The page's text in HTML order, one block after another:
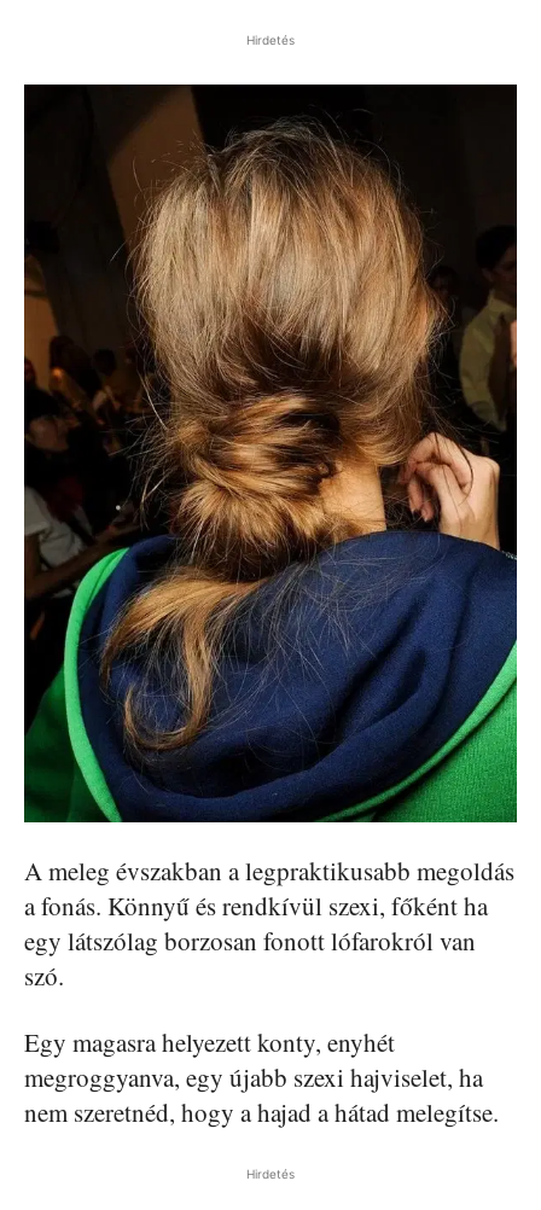
Hirdetés
A meleg évszakban a legpraktikusabb megoldás
a fonás. Könnyű és rendkívül szexi, főként ha
egy látszólag borzosan fonott lófarokról van
szó.
Egy magasra helyezett konty, enyhét
megroggyanva, egy újabb szexi hajviselet, ha
nem szeretnéd, hogy a hajad a hátad melegítse.
Hirdetés